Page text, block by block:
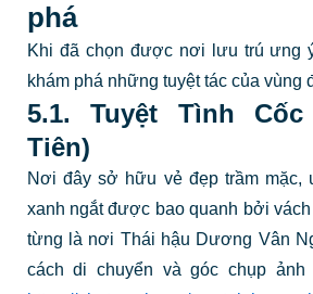
phá
Khi đã chọn được nơi lưu trú ưng
khám phá những tuyệt tác của vùng
5.1. Tuyệt Tình
Tiên)
Nơi đây sở hữu vẻ đẹp trầm
xanh ngắt được bao quanh bởi
từng là nơi Thái hậu Dương Vân
cách di chuyển và góc chụp ảnh